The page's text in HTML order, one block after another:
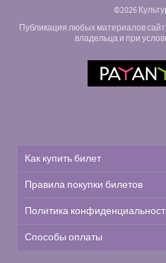
©2026
Публикация любых материалов
владельца и при
Как купить билет
Правила покупки билетов
Политика
Способы оплаты